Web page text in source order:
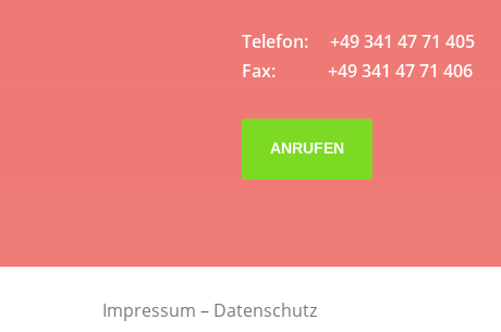
Telefon: +49 341 47 71 405
Fax: +49 341 47 71 406
ANRUFEN
Impressum – Datenschutz